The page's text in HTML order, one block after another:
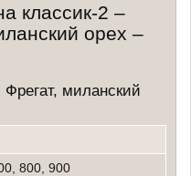
классик-2 –
орех –
миланский
800, 900